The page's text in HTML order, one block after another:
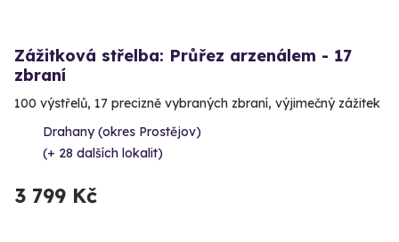
Zážitková střelba: Průřez arzenálem - 17
zbraní
100 výstřelů, 17 precizně vybraných zbraní, výjimečný zážitek
Drahany (okres Prostějov)
(+ 28 dalších lokalit)
3 799 Kč